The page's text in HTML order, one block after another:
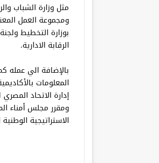
مثل وزارة الشباب
ومجموعة العمل
بوزارة التخطيط
الرقابة الادارية.
بالإضافة الي عمله
المعلومات
إدارة الاتحاد
ومقرر مجلس أمناء
الاستراتيجية